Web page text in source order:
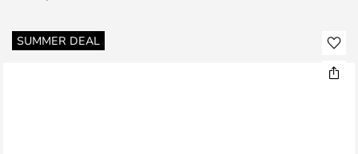
SUMMER DEAL
Skip
to